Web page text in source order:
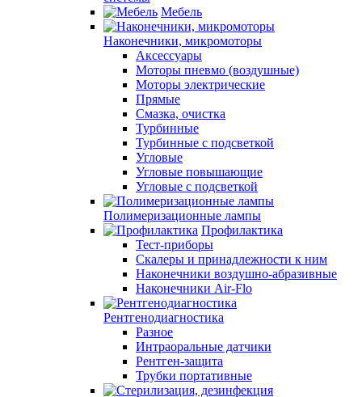
Мебель
Наконечники, микромоторы
Аксессуары
Моторы пневмо (воздушные)
Моторы электрические
Прямые
Смазка, очистка
Турбинные
Турбинные с подсветкой
Угловые
Угловые повышающие
Угловые с подсветкой
Полимеризационные лампы
Профилактика
Тест-приборы
Скалеры и принадлежности к ним
Наконечники воздушно-абразивные
Наконечники Air-Flo
Рентгенодиагностика
Разное
Интраоральные датчики
Рентген-защита
Трубки портативные